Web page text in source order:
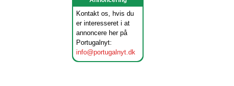
Kontakt os, hvis du
er interesseret i at
annoncere her på
Portugalnyt:
info@portugalnyt.dk